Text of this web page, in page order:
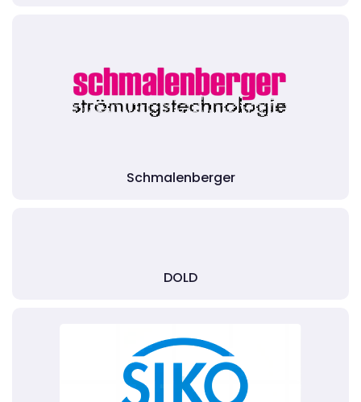
Schmalenberger
DOLD